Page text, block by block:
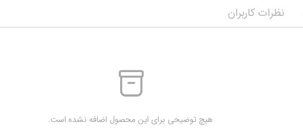
نظرات کاربران
هیچ توضیحی برای این محصول اضافه نشده است.